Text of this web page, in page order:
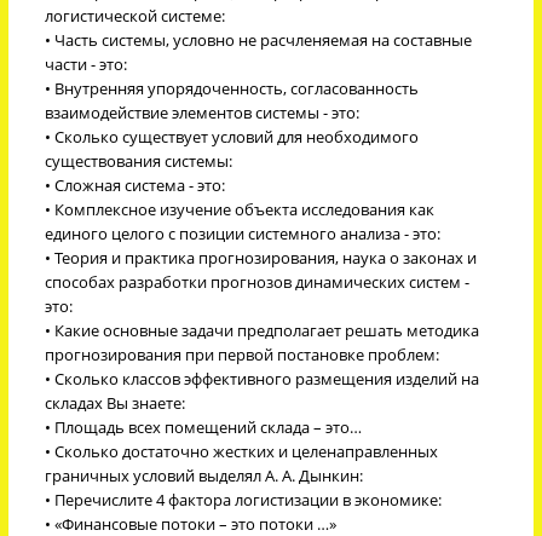
логистической системе:
• Часть системы, условно не расчленяемая на составные
части - это:
• Внутренняя упорядоченность, согласованность
взаимодействие элементов системы - это:
• Сколько существует условий для необходимого
существования системы:
• Сложная система - это:
• Комплексное изучение объекта исследования как
единого целого с позиции системного анализа - это:
• Теория и практика прогнозирования, наука о законах и
способах разработки прогнозов динамических систем -
это:
• Какие основные задачи предполагает решать методика
прогнозирования при первой постановке проблем:
• Сколько классов эффективного размещения изделий на
складах Вы знаете:
• Площадь всех помещений склада – это…
• Сколько достаточно жестких и целенаправленных
граничных условий выделял А. А. Дынкин:
• Перечислите 4 фактора логистизации в экономике:
• «Финансовые потоки – это потоки …»